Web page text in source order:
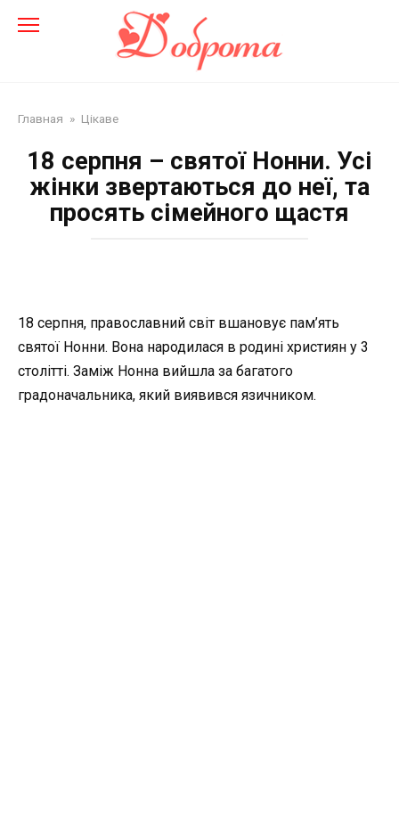
Главная » Цікаве
18 серпня – святої Нонни. Усі
жінки звертаються до неї, та
просять сімейного щастя
18 серпня, православний світ вшановує пам’ять
святої Нонни. Вона народилася в родині християн у 3
столітті. Заміж Нонна вийшла за багатого
градоначальника, який виявився язичником.